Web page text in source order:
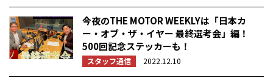
今夜のTHE MOTOR WEEKLYは「日本カ
ー・オブ・ザ・イヤー 最終選考会」編！
500回記念ステッカーも！
スタッフ通信 2022.12.10